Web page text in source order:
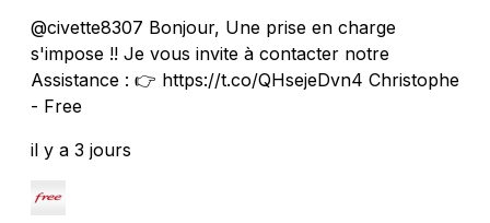
@civette8307 Bonjour, Une prise en charge
s'impose !! Je vous invite à contacter notre
Assistance : 👉 https://t.co/QHsejeDvn4 Christophe
- Free
il y a 3 jours